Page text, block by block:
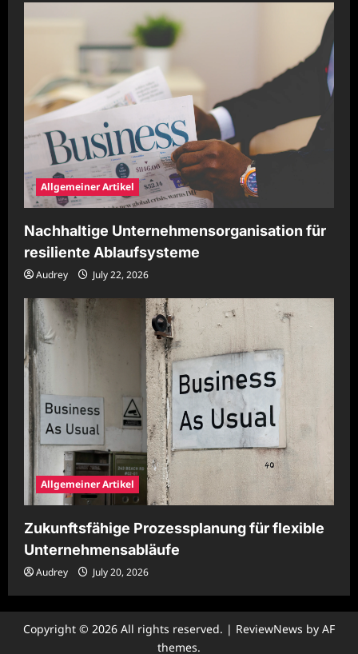
Allgemeiner Artikel
Nachhaltige Unternehmensorganisation für
resiliente Ablaufsysteme
Audrey July 22, 2026
Allgemeiner Artikel
Zukunftsfähige Prozessplanung für flexible
Unternehmensabläufe
Audrey July 20, 2026
Copyright © 2026 All rights reserved. | ReviewNews by AF
themes.